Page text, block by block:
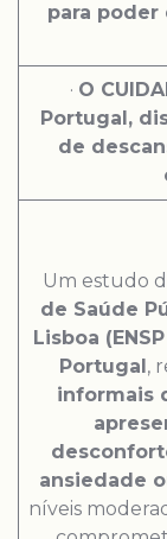
para poder
· O
Portugal,
de
Um estudo
de Saúde
Lisboa
Portugal,
informais
ansiedade
níveis